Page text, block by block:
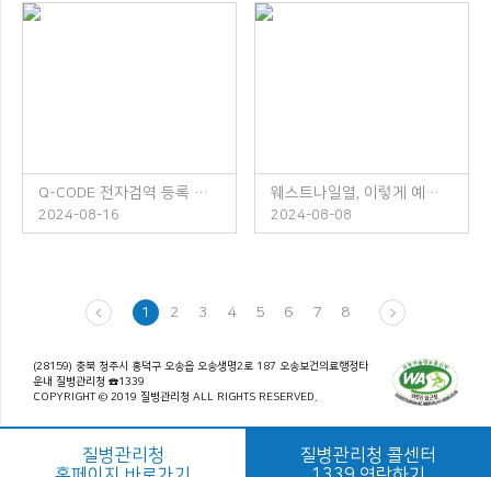
Q-CODE 전자검역 등록 안내
2024-08-16
웨스트나일열, 이렇게 예방하세요!
2024-08-08
1 2 3 4 5 6 7 8
(28159) 충북 청주시 흥덕구 오송읍 오송생명2로 187 오송보건의료행정타
운내 질병관리청 ☎1339
COPYRIGHT © 2019 질병관리청 ALL RIGHTS RESERVED.
질병관리청
질병관리청 콜센터